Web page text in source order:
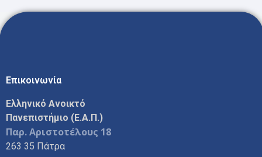
Επικοινωνία
Ελληνικό Ανοικτό
Πανεπιστήμιο (Ε.Α.Π.)
Παρ. Αριστοτέλους 18
263 35 Πάτρα